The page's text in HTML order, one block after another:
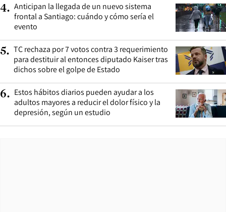
4. Anticipan la llegada de un nuevo sistema
frontal a Santiago: cuándo y cómo sería el
evento
5. TC rechaza por 7 votos contra 3 requerimiento
para destituir al entonces diputado Kaiser tras
dichos sobre el golpe de Estado
6. Estos hábitos diarios pueden ayudar a los
adultos mayores a reducir el dolor físico y la
depresión, según un estudio